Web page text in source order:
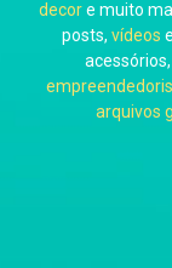
decore muito
posts, vídeos e
acessórios,
arquivos